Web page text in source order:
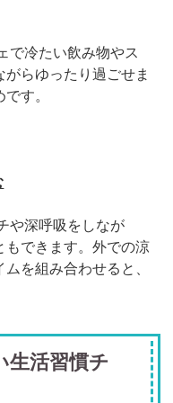
で冷たい飲み物やス
らゆったり過ごせま
す。
や深呼吸をしなが
もできます。外での涼
を組み合わせると、
生活習慣チ